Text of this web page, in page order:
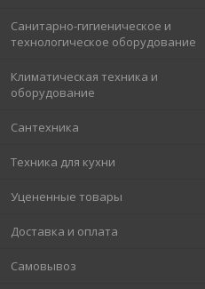
Санитарно-гигиеническое и
технологическое оборудование
Климатическая техника и
оборудование
Cантехника
Техника для кухни
Уцененные товары
Доставка и оплата
Самовывоз